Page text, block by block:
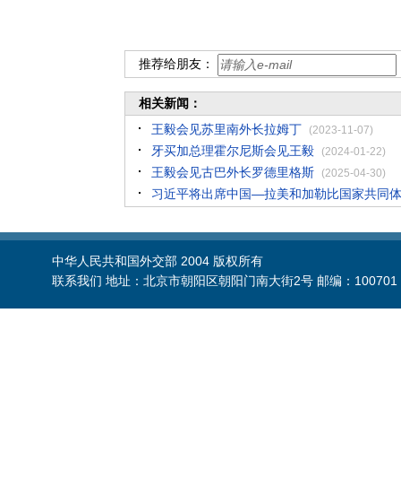
推荐给朋友：
相关新闻：
王毅会见苏里南外长拉姆丁
(2023-11-07)
牙买加总理霍尔尼斯会见王毅 (2024-01-22)
王毅会见古巴外长罗德里格斯 (2025-04-30)
习近平将出席中国—拉美和加勒比国家共同
中华人民共和国外交部 2004 版权所有
联系我们 地址：北京市朝阳区朝阳门南大街2号 邮编：